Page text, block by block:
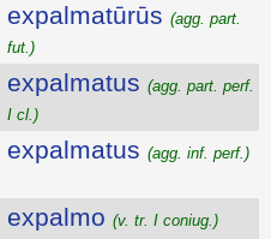
expalmatūrūs (agg. part.
fut.)
expalmatus (agg. part. perf.
I cl.)
expalmatus (agg. inf. perf.)
expalmo (v. tr. I coniug.)